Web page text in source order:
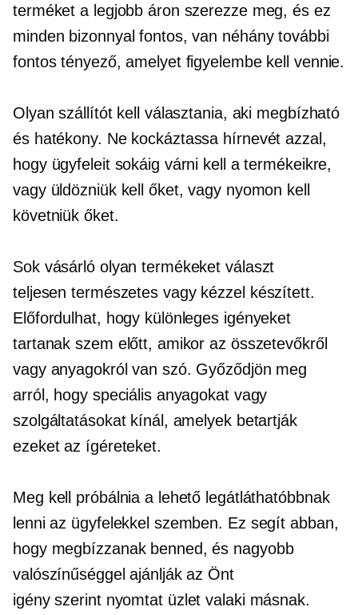
terméket a legjobb áron szerezze meg, és ez
minden bizonnyal fontos, van néhány további
fontos tényező, amelyet figyelembe kell vennie.
Olyan szállítót kell választania, aki megbízható
és hatékony. Ne kockáztassa hírnevét azzal,
hogy ügyfeleit sokáig várni kell a termékeikre,
vagy üldözniük kell őket, vagy nyomon kell
követniük őket.
Sok vásárló olyan termékeket választ
teljesen természetes vagy kézzel készített.
Előfordulhat, hogy különleges igényeket
tartanak szem előtt, amikor az összetevőkről
vagy anyagokról van szó. Győződjön meg
arról, hogy speciális anyagokat vagy
szolgáltatásokat kínál, amelyek betartják
ezeket az ígéreteket.
Meg kell próbálnia a lehető legátláthatóbbnak
lenni az ügyfelekkel szemben. Ez segít abban,
hogy megbízzanak benned, és nagyobb
valószínűséggel ajánlják az Önt
igény szerint nyomtatüzlet valaki másnak.